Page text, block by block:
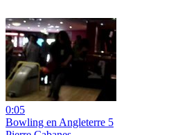
0:05
Bowling en Angleterre 5